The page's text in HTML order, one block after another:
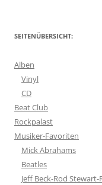
SEITENÜBERSICHT:
Alben
Vinyl
CD
Beat Club
Rockpalast
Musiker-Favoriten
Mick Abrahams
Beatles
Jeff Beck-Rod